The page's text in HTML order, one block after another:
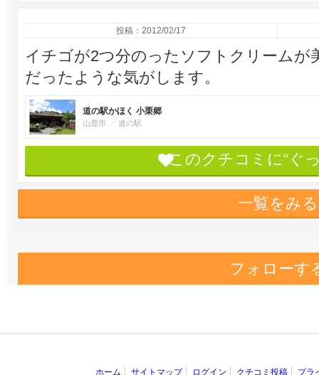
投稿：2012/02/17
イチゴが2つ分のったソフトクリームが
だったような気がします。
道の駅かほく 小栗郷
山鹿市 道の駅
このクチコミに“ぐ
一覧をみる
フォローす
ホーム サイトマップ ログイン クチコミ投稿 プラ